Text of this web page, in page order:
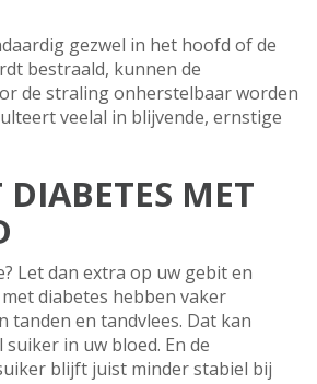
gezwel in het hoofd of de
bestraald, kunnen de
de straling onherstelbaar worden
veelal in blijvende, ernstige
MET
Let dan extra op uw gebit en
diabetes hebben vaker
tanden en tandvlees. Dat kan
in uw bloed. En de
blijft juist minder stabiel bij